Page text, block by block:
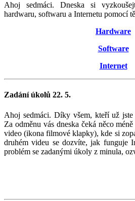
Ahoj sedmáci. Dneska si
hardwaru, softwaru a Internetu pomocí
Hardware
Software
Internet
Zadání úkolů 22. 5.
Ahoj sedmáci. Díky všem, kteří už
Za odměnu vás dneska čeká něco
video (ikona filmové klapky), kde si
druhém videu se dozvíte, jak funguje
problém se zadanými úkoly z minula,